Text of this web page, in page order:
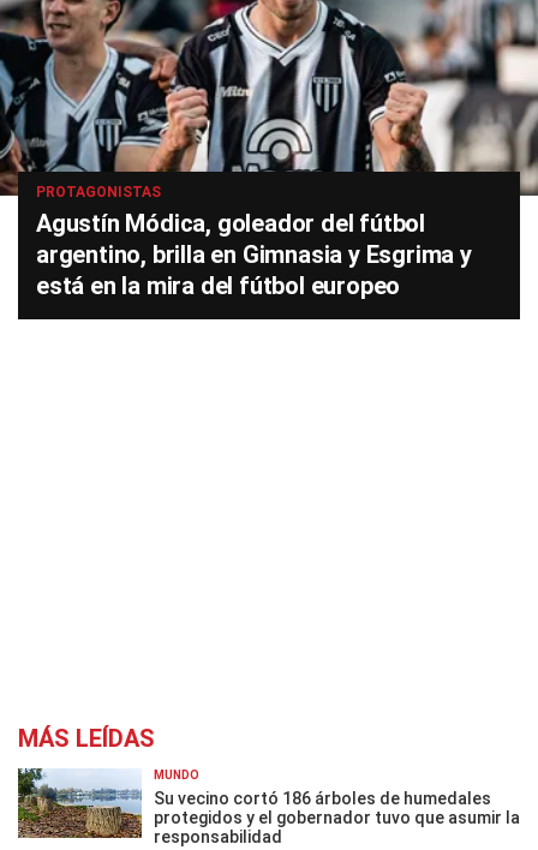
PROTAGONISTAS
Agustín Módica, goleador del fútbol
argentino, brilla en Gimnasia y Esgrima y
está en la mira del fútbol europeo
MÁS LEÍDAS
MUNDO
Su vecino cortó 186 árboles de humedales
protegidos y el gobernador tuvo que asumir la
responsabilidad